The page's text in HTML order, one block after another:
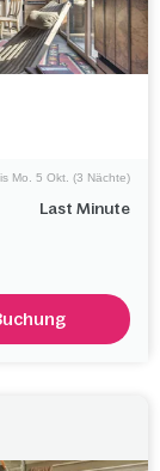
Last Minute
Mo. 5 Okt. (3 Nächte)